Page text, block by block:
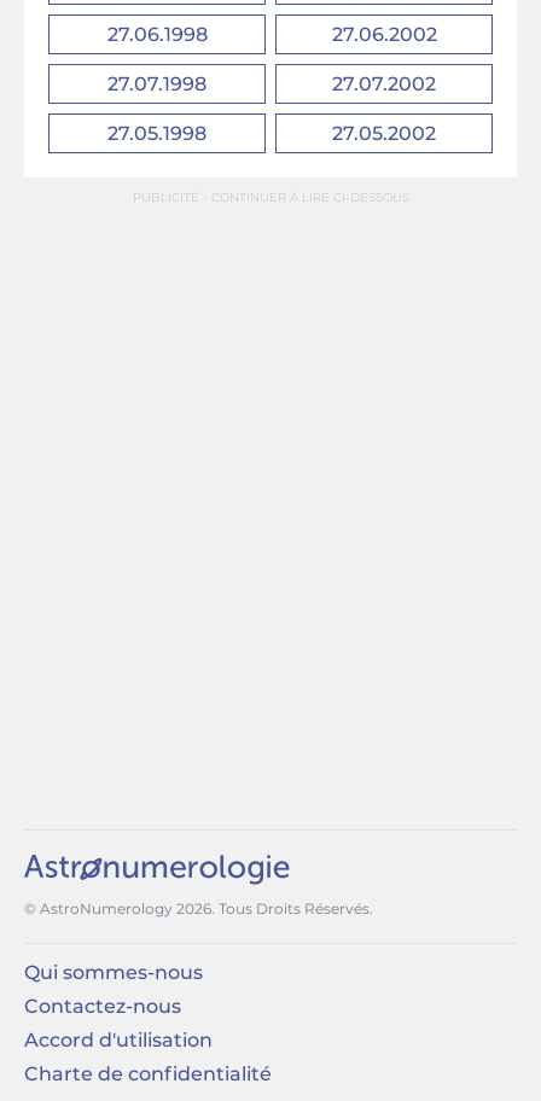
27.06.1998 27.06.2002
27.07.1998 27.07.2002
27.05.1998 27.05.2002
PUBLICITÉ - CONTINUER À LIRE CI-DESSOUS
© AstroNumerology 2026. Tous Droits Réservés.
Qui sommes-nous
Contactez-nous
Accord d'utilisation
Charte de confidentialité